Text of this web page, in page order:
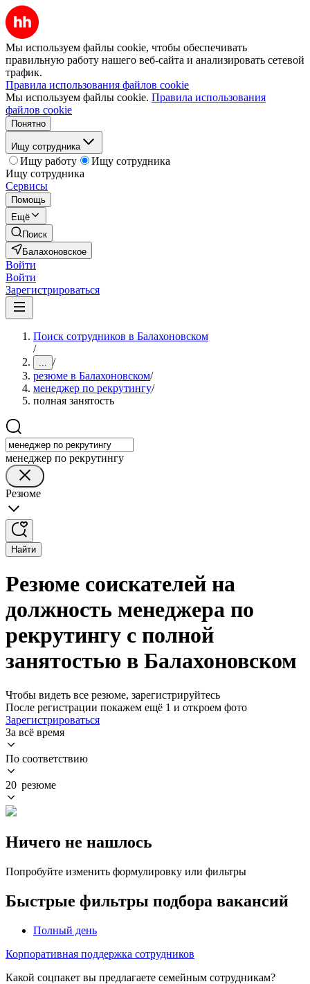
Мы используем файлы cookie, чтобы обеспечивать
правильную работу нашего веб-сайта и анализировать сетевой
трафик.
Правила использования файлов cookie
Мы используем файлы cookie. Правила использования
файлов cookie
Понятно
Ищу сотрудника
Ищу работу
Ищу сотрудника
Ищу сотрудника
Сервисы
Помощь
Ещё
Поиск
Балахоновское
Войти
Войти
Зарегистрироваться
Поиск сотрудников в Балахоновском
/
... /
резюме в Балахоновском/
менеджер по рекрутингу/
полная занятость
менеджер по рекрутингу
Резюме
Найти
Резюме соискателей на
должность менеджера по
рекрутингу с полной
занятостью в Балахоновском
Чтобы видеть все резюме, зарегистрируйтесь
После регистрации покажем ещё 1 и откроем фото
Зарегистрироваться
За всё время
По соответствию
20 резюме
Ничего не нашлось
Попробуйте изменить формулировку или фильтры
Быстрые фильтры подбора вакансий
Полный день
Корпоративная поддержка сотрудников
Какой соцпакет вы предлагаете семейным сотрудникам?